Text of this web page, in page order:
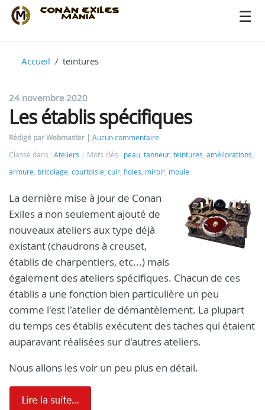
Accueil teintures
24 novembre 2020
Les établis spécifiques
Rédigé par Webmaster
Aucun commentaire
Classé dans : Ateliers Mots clés : peau tanneur teintures améliorations
armure bricolage courtoisie cuir fioles miroir moule
La dernière mise à jour de Conan
Exiles a non seulement ajouté de
nouveaux ateliers aux type déjà
existant (chaudrons à creuset,
établis de charpentiers, etc...) mais
également des ateliers spécifiques. Chacun de ces
établis a une fonction bien particulière un peu
comme l'est l'atelier de démantèlement. La plupart
du temps ces établis exécutent des taches qui étaient
auparavant réalisées sur d'autres ateliers.
Nous allons les voir un peu plus en détail.